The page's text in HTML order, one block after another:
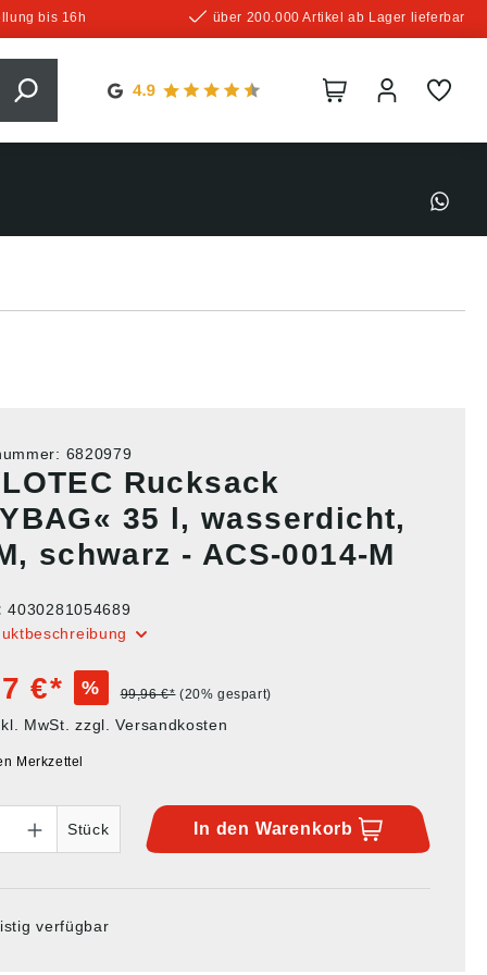
bis 16h über 200.000 Artikel ab Lager lieferbar
6820979
Rucksack
35 l, wasserdicht,
schwarz - ACS-0014-M
4030281054689
€* % 99,96 €* (20% gespart)
MwSt. zzgl. Versandkosten
Merkzettel
Stück In den Warenkorb
verfügbar